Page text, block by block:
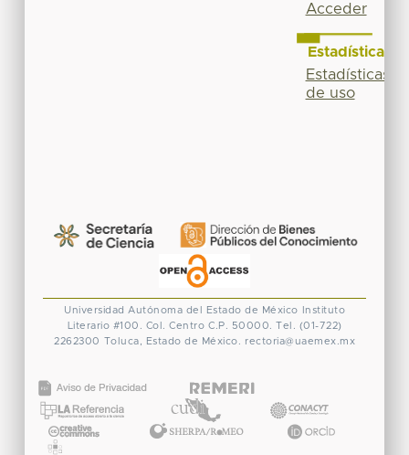
Acceder
Estadísticas
Estadísticas
de uso
Universidad Autónoma del Estado de México
Instituto
Literario #100. Col. Centro C.P. 50000. Tel. (01-722)
2262300 Toluca, Estado de México. rectoria@uaemex.mx